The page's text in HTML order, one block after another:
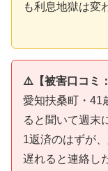
も利息地獄は変
⚠️【被害口コミ
愛知扶桑町・41
ると聞いて週末
1返済のはずが
遅れると連絡し